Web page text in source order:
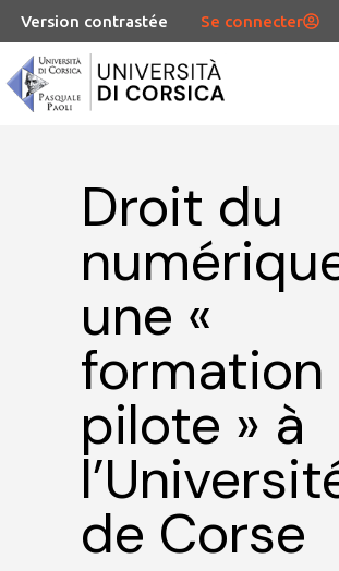
Version contrastée Se connecter
Droit du
une «
formation
pilote » à
de Corse